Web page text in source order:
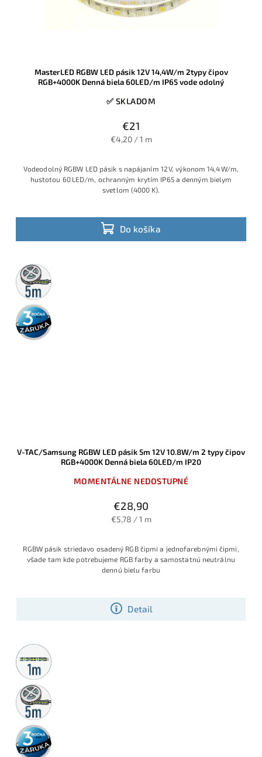
MasterLED RGBW LED pásik 12V 14,4W/m 2typy čipov
RGB+4000K Denná biela 60LED/m IP65 vode odolný
✅ SKLADOM
€21
€4,20 / 1 m
Do košíka
Vodeodolný RGBW LED pásik s napájaním 12 V, výkonom 14,4 W/m,
hustotou 60 LED/m, ochranným krytím IP65 a denným bielym
svetlom (4000 K).
5m
rolka
3 roky
záruka
V-TAC/Samsung RGBW LED pásik 5m 12V 10.8W/m 2 typy čipov
RGB+4000K Denná biela 60LED/m IP20
MOMENTÁLNE NEDOSTUPNÉ
€28,90
€5,78 / 1 m
Detail
RGBW pásik striedavo osadený RGB čipmi a jednofarebnými čipmi,
všade tam kde potrebujeme RGB farby a samostatnú neutrálnu
dennú bielu farbu
Metrážny
predaj
5m
rolka
3 roky
záruka